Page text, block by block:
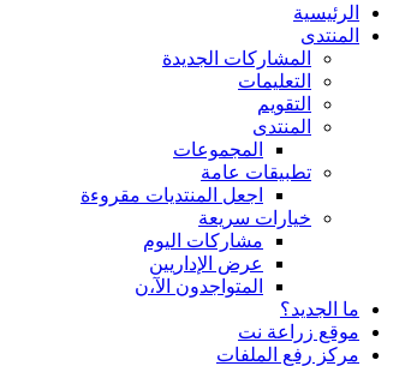
الرئيسية
المنتدى
المشاركات الجديدة
التعليمات
التقويم
المنتدى
المجموعات
تطبيقات عامة
اجعل المنتديات مقروءة
خيارات سريعة
مشاركات اليوم
عرض الإداريين
المتواجدون الآ،ن
ما الجديد؟
موقع زراعة نت
مركز رفع الملفات